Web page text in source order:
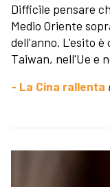
Difficile pensare
Medio Oriente
dell'anno. L'esito
Taiwan, nell'Ue e
- La Cina rallenta